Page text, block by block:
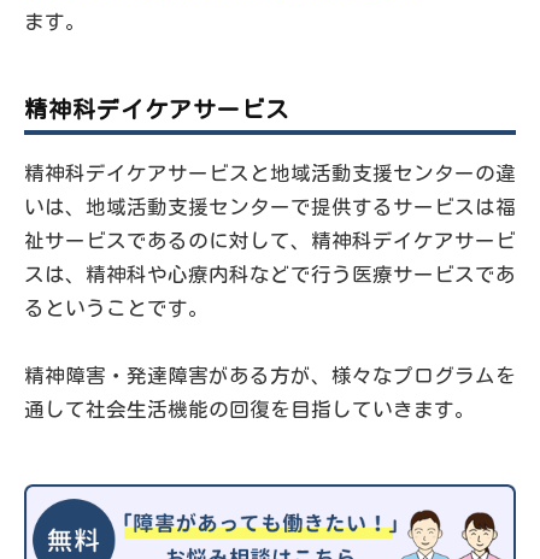
ます。
精神科デイケアサービス
精神科デイケアサービスと地域活動支援センターの違
いは、地域活動支援センターで提供するサービスは福
祉サービスであるのに対して、精神科デイケアサービ
スは、精神科や心療内科などで行う医療サービスであ
るということです。
精神障害・発達障害がある方が、様々なプログラムを
通して社会生活機能の回復を目指していきます。